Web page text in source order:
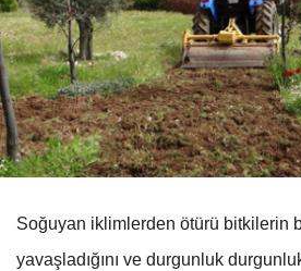
Soğuyan iklimlerden ötürü bitkilerin
yavaşladığını ve durgunluk